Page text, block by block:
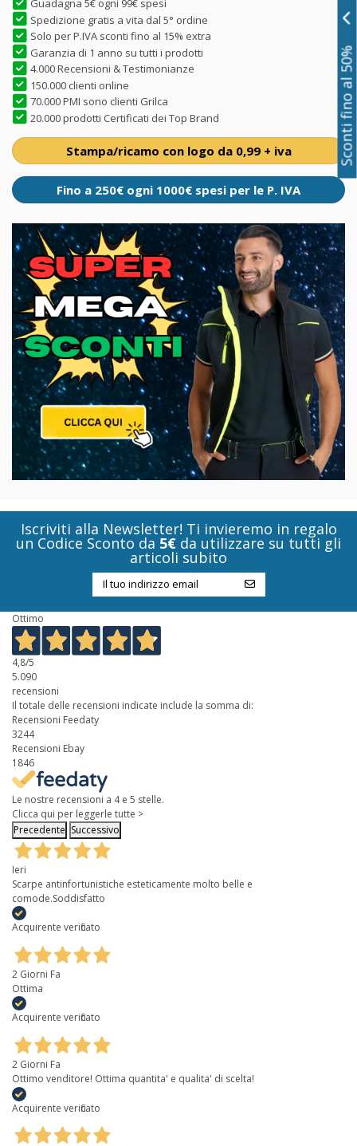
Guadagna 5€ ogni 99€ spesi
Spedizione gratis a vita dal 5° ordine
Solo per P.IVA sconti fino al 15% extra
Garanzia di 1 anno su tutti i prodotti
4.000 Recensioni & Testimonianze
150.000 clienti online
70.000 PMI sono clienti Grilca
20.000 prodotti Certificati dei Top Brand
Stampa/ricamo con logo da 0,99 + iva
Fino a 250€ ogni 1000€ spesi per le P. IVA
Iscriviti alla Newsletter! Ti invieremo in regalo
un Codice Sconto da 5€ da utilizzare su tutti gli
articoli subito
Ottimo
4,8/5
5.090
recensioni
Il totale delle recensioni indicate include la somma di:
Recensioni Feedaty
3244
Recensioni Ebay
1846
Le nostre recensioni a 4 e 5 stelle.
Clicca qui per leggerle tutte >
Precedente Successivo
Ieri
Scarpe antinfortunistiche esteticamente molto belle e
comode.Soddisfatto
Acquirente verificato
2 Giorni Fa
Ottima
Acquirente verificato
2 Giorni Fa
Ottimo venditore! Ottima quantita' e qualita' di scelta!
Acquirente verificato
Sconti fino al 50%